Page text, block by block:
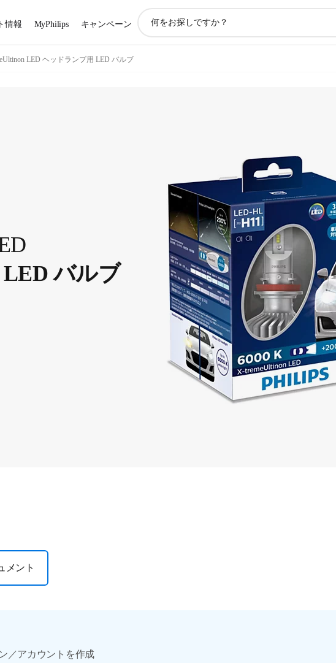
情報 MyPhilips キャンペーン
LED ヘッドランプ用 LED バルブ
バルブ
メント
／アカウントを作成